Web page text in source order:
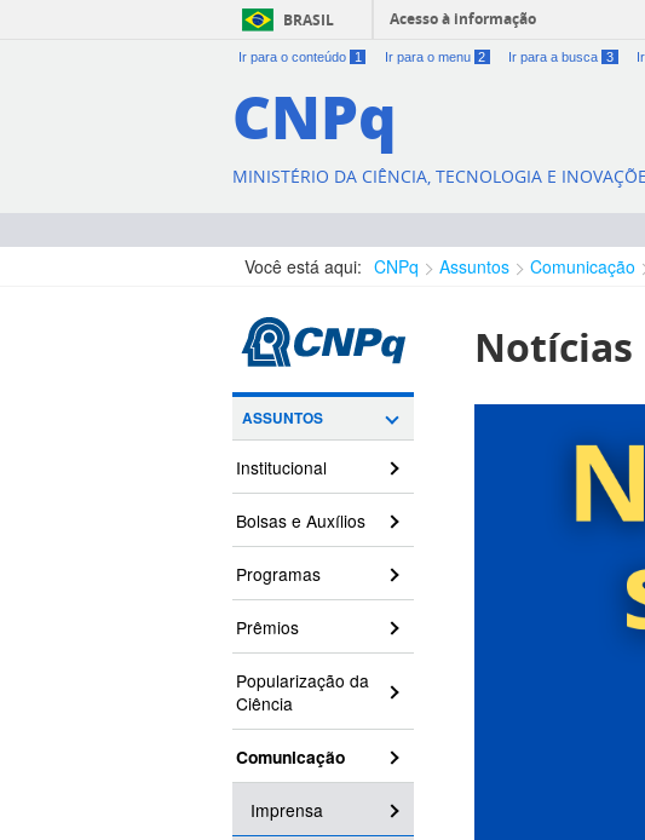
BRASIL Acesso à informação
Ir para o conteúdo 1 Ir para o menu 2 Ir para a busca 3
CNPq
MINISTÉRIO DA CIÊNCIA, TECNOLOGIA E
Você está aqui: CNPq Assuntos Comunicação
ASSUNTOS
Institucional
Bolsas e Auxílios
Programas
Prêmios
Popularização da
Ciência
Comunicação
Imprensa
Notícias